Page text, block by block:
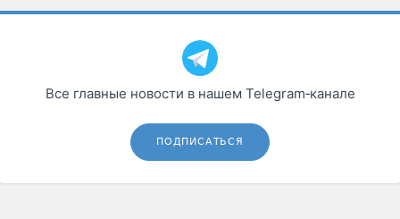
Все главные новости в нашем Telegram‑канале
ПОДПИСАТЬСЯ